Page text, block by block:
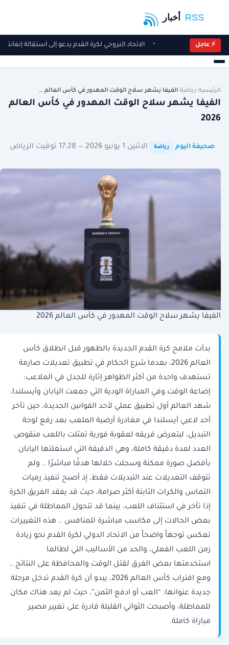
⚡ عاجل الاتحاد النروجي لكرة القدم يدعو إلى استقالة
الرئيسية رياضة الفيفا يشهر سلاح الوقت المهدور في كأس العالم …
الفيفا يشهر سلاح الوقت المهدور في كأس العالم
2026
صحيفة اليوم رياضة الاثنين 1 يونيو 2026 — 17:28 توقيت الرياض
الفيفا يشهر سلاح الوقت المهدور في كأس العالم 2026
بدأت ملامح كرة القدم الجديدة بالظهور قبل انطلاق كأس
العالم 2026، بعدما شرع الحكام في تطبيق تعديلات صارمة
تستهدف واحدة من أكثر الظواهر إثارة للجدل في الملاعب:
إضاعة الوقت.وفي المباراة الودية التي جمعت اليابان وآيسلندا،
شهد العالم أول تطبيق عملي لأحد القوانين الجديدة، حين تأخر
أحد لاعبي آيسلندا في مغادرة أرضية الملعب بعد رفع لوحة
التبديل، ليتعرض فريقه لعقوبة فورية تمثلت باللعب منقوص
العدد لمدة دقيقة كاملة، وهي الدقيقة التي استغلتها اليابان
بأفضل صورة ممكنة وسجلت خلالها هدفًا مباشرًا .. ولم
تتوقف التعديلات عند التبديلات فقط، إذ أصبح تنفيذ رميات
التماس والكرات الثابتة أكثر صرامة، حيث قد يفقد الفريق الكرة
إذا تأخر في استئناف اللعب، بينما قد تتحول المماطلة في تنفيذ
بعض الحالات إلى مكاسب مباشرة للمنافس .. هذه التغييرات
تعكس توجهاً واضحاً من الاتحاد الدولي لكرة القدم نحو زيادة
زمن اللعب الفعلي، والحد من الأساليب التي لطالما
استخدمتها بعض الفرق لقتل الوقت والمحافظة على النتائج ..
ومع اقتراب كأس العالم 2026، يبدو أن كرة القدم تدخل مرحلة
جديدة عنوانها: “العب أو ادفع الثمن”، حيث لم يعد هناك مكان
للمماطلة، وأصبحت الثواني القليلة قادرة على تغيير مصير
مباراة كاملة.